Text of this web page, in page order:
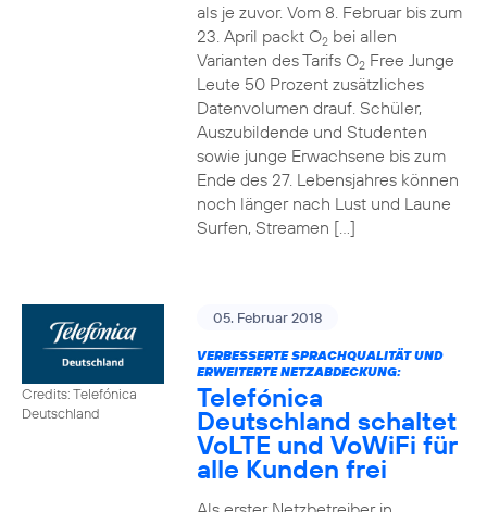
als je zuvor. Vom 8. Februar bis zum
23. April packt O2bei allen
Varianten des Tarifs O2Free Junge
Leute 50 Prozent zusätzliches
Datenvolumen drauf. Schüler,
Auszubildende und Studenten
sowie junge Erwachsene bis zum
Ende des 27. Lebensjahres können
noch länger nach Lust und Laune
Surfen, Streamen […]
Credits: Telefónica
Deutschland
05. Februar 2018
VERBESSERTE SPRACHQUALITÄT UND
ERWEITERTE NETZABDECKUNG:
Telefónica
Deutschland schaltet
VoLTE und VoWiFi für
alle Kunden frei